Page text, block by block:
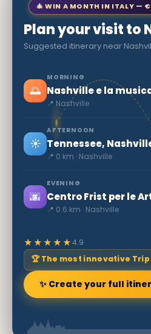
🎄 WIN A MONTH IN ITALY —
Plan your visit to
Suggested itinerary near
🌅
MORNING
Nashville e la
📍 Nashville
☀️
AFTERNOON
📍 0 km · Nashville
🌆
EVENING
Centro Frist per le
📍 0.6 km · Nashville
★★★★★4.9
🏆 The most innovative Trip
✨ Create your full